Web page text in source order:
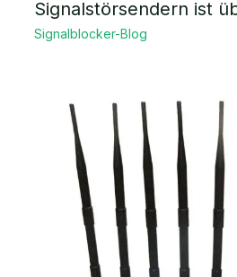
Signalstörsendern ist
Signalblocker-Blog